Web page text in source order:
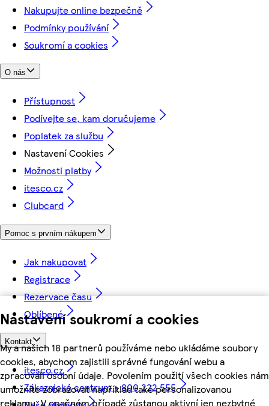
Nastavení soukromí a cookies
My a našich 18 partnerů používáme nebo ukládáme soubory
cookies, abychom zajistili správné fungování webu a
zpracovali osobní údaje. Povolením použití všech cookies nám
umožníte zobrazovat například také personalizovanou
reklamu. V opačném případě zůstanou aktivní jen nezbytné
Nakupujte online bezpečně
Podmínky používání
Soukromí a cookies
O nás
Přístupnost
Podívejte se, kam doručujeme
Poplatek za službu
Nastavení Cookies
Možnosti platby
itesco.cz
Clubcard
Pomoc s prvním nákupem
Jak nakupovat
Registrace
Rezervace času
Oblíbené
Kontakt
itesco.cz
Zákaznické centrum - 800 222 555